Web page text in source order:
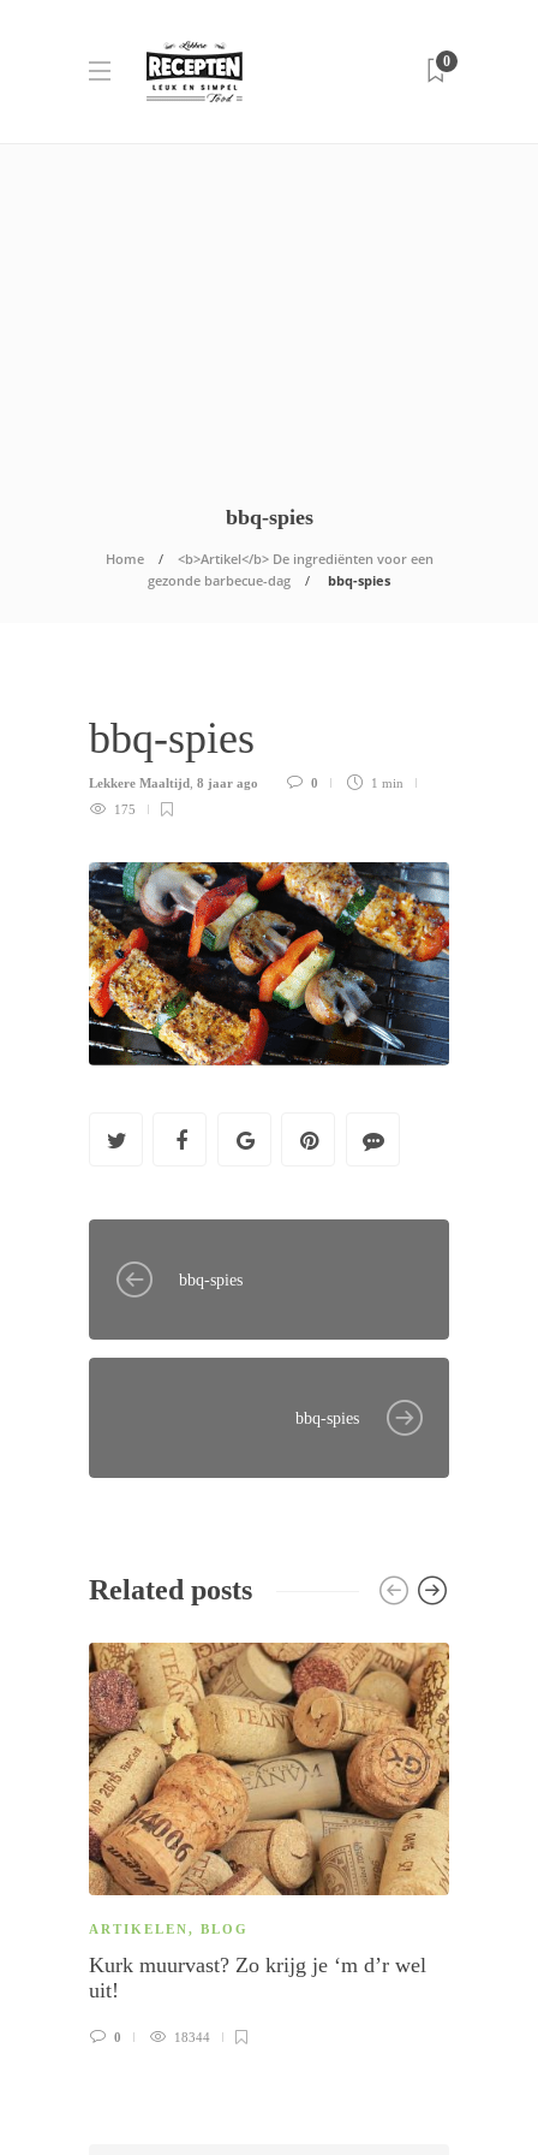
0
bbq-spies
Home
<b>Artikel</b> De ingrediënten voor een
gezonde barbecue-dag
bbq-spies
bbq-spies
Lekkere Maaltijd 8 jaar ago 0
1 min
175
bbq-spies
bbq-spies
Related posts
ARTIKELEN, BLOG
Kurk muurvast? Zo krijg je ‘m d’r wel
uit!
0 18344